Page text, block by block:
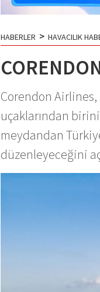
HABERLER > HAVACILIK
Corendon Airlines,
uçaklarından
meydandan
düzenleyeceğini